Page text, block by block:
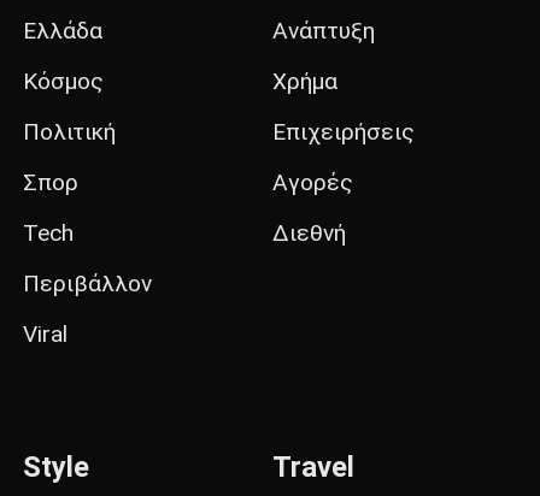
Ελλάδα
Κόσμος
Πολιτική
Σπορ
Tech
Περιβάλλον
Viral
Ανάπτυξη
Χρήμα
Επιχειρήσεις
Αγορές
Διεθνή
Style Travel